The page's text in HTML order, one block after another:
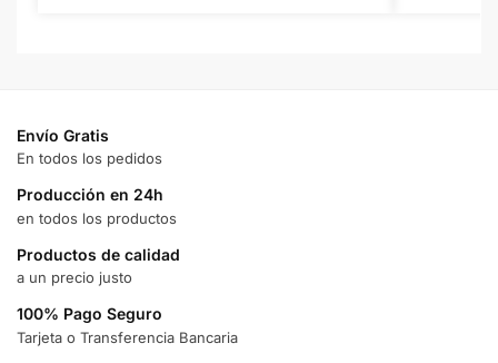
Envío Gratis
En todos los pedidos
Producción en 24h
en todos los productos
Productos de calidad
a un precio justo
100% Pago Seguro
Tarjeta o Transferencia Bancaria